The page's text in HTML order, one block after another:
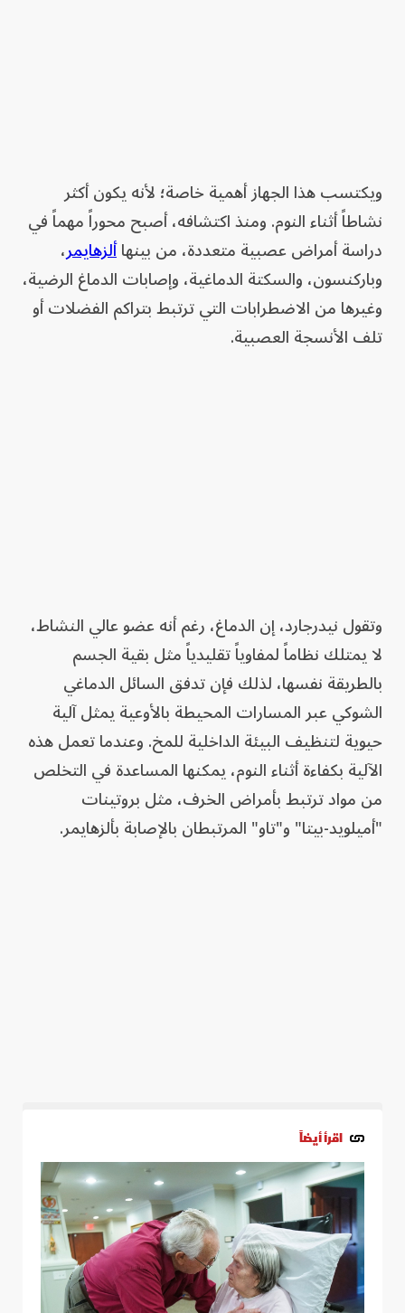
ويكتسب هذا الجهاز أهمية خاصة؛ لأنه يكون أكثر
نشاطاً أثناء النوم. ومنذ اكتشافه، أصبح محوراً مهماً في
دراسة أمراض عصبية متعددة، من بينهاألزهايمر،
وباركنسون، والسكتة الدماغية، وإصابات الدماغ الرضية،
وغيرها من الاضطرابات التي ترتبط بتراكم الفضلات أو
تلف الأنسجة العصبية.
وتقول نيدرجارد، إن الدماغ، رغم أنه عضو عالي النشاط،
لا يمتلك نظاماً لمفاوياً تقليدياً مثل بقية الجسم
بالطريقة نفسها، لذلك فإن تدفق السائل الدماغي
الشوكي عبر المسارات المحيطة بالأوعية يمثل آلية
حيوية لتنظيف البيئة الداخلية للمخ. وعندما تعمل هذه
الآلية بكفاءة أثناء النوم، يمكنها المساعدة في التخلص
من مواد ترتبط بأمراض الخرف، مثل بروتينات
"أميلويد-بيتا" و"تاو" المرتبطان بالإصابة بألزهايمر.
اقرأ أيضاً